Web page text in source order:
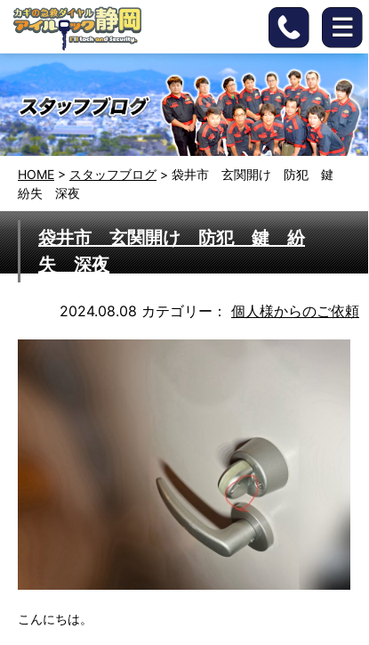
HOME > スタッフブログ > 袋井市 玄関開け 防犯 鍵
紛失 深夜
袋井市 玄関開け 防犯 鍵 紛
失 深夜
2024.08.08 カテゴリー： 個人様からのご依頼
こんにちは。